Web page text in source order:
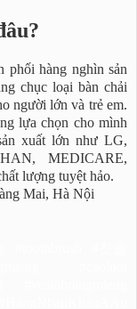
phối hàng nghìn sản
MEDICARE,
và chất lượng tuyệt hảo.
Địa chỉ: Số 119A3 KĐT Đại Kim, Quận Hoàng Mai, Hà Nội